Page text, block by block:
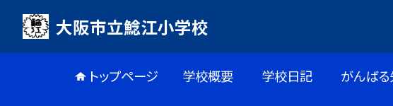
大阪市立鯰江小学校
トップページ 学校概要 学校日記 がんば